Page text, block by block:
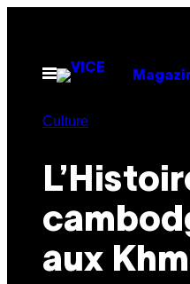
contentOpen
Menu
Culture
aux